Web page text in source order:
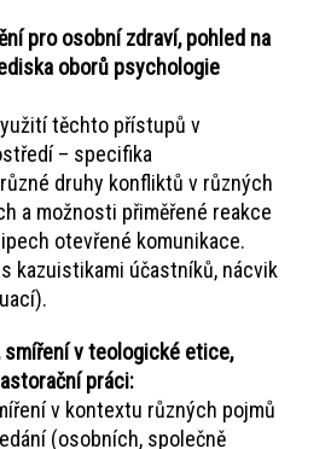
pro osobní zdraví, pohled na
oborů psychologie
těchto přístupů v
– specifika
druhy konfliktů v různých
a možnosti přiměřené reakce
otevřené komunikace.
kazuistikami účastníků, nácvik
smíření v teologické etice,
práci:
v kontextu různých pojmů
(osobních, společně